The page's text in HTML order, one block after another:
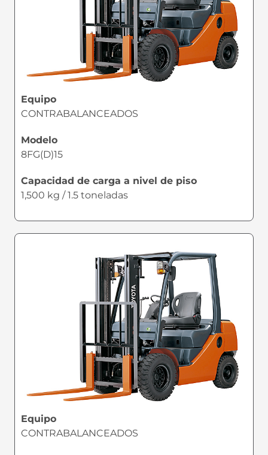
Equipo
CONTRABALANCEADOS
Modelo
8FG(D)15
Capacidad de carga a nivel de piso
1,500 kg / 1.5 toneladas
Equipo
CONTRABALANCEADOS